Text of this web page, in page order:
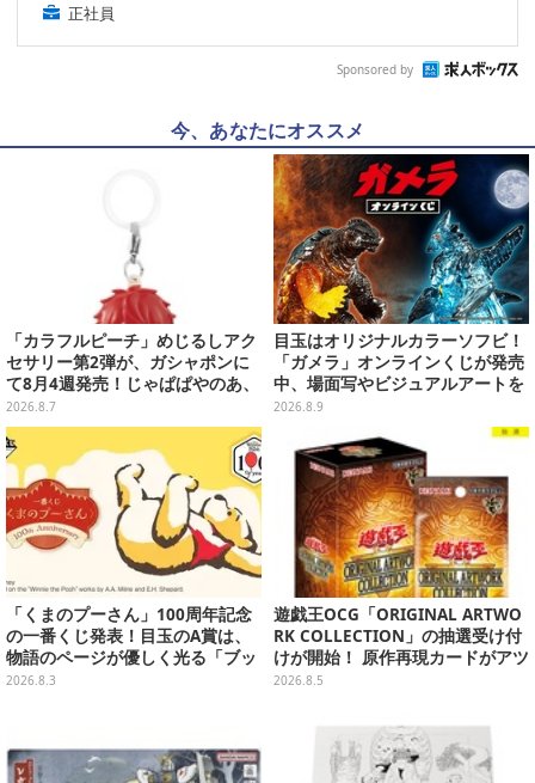
正社員
Sponsored by
今、あなたにオススメ
「カラフルピーチ」めじるしアク
セサリー第2弾が、ガシャポンに
て8月4週発売！じゃぱぱやのあ、
シヴァたちメンバー11名分ライン
ナップ
2026.8.7
目玉はオリジナルカラーソフビ！
「ガメラ」オンラインくじが発売
中、場面写やビジュアルアートを
使用した豪華賞品をラインナップ
2026.8.9
「くまのプーさん」100周年記念
の一番くじ発表！目玉のA賞は、
物語のページが優しく光る「ブッ
クシェイプドライト」
2026.8.3
遊戯王OCG「ORIGINAL ARTWO
RK COLLECTION」の抽選受け付
けが開始！ 原作再現カードがアツ
いスペシャルパック
2026.8.5